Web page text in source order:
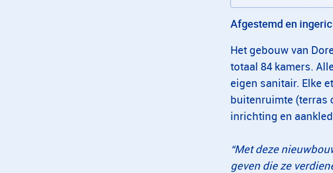
Afgestemd en
Het gebouw van
totaal 84 kamers.
eigen sanitair. Elke
buitenruimte (terras
inrichting en
“Met deze
geven die ze